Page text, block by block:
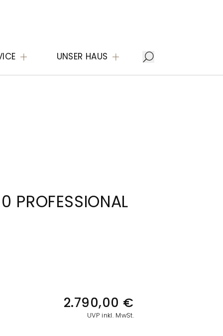
UNSER HAUS
PROFESSIONAL
2.790,00 €
UVP inkl. MwSt.